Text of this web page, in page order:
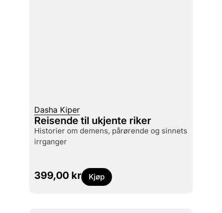
Dasha Kiper
Reisende til ukjente riker
historier om demens, pårørende og sinnets
irrganger
399,00 kr Kjøp